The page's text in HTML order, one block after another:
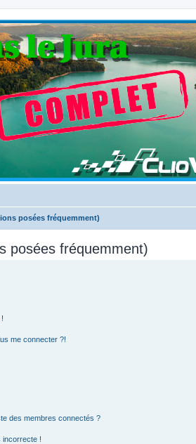
posées fréquemment)
posées fréquemment)
me connecter ?!
des membres connectés ?
incorrecte !